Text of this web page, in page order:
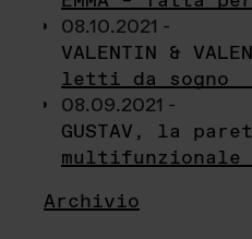
08.10.2021 -
VALENTIN &
letti da sogno
08.09.2021 -
GUSTAV, la
Archivio